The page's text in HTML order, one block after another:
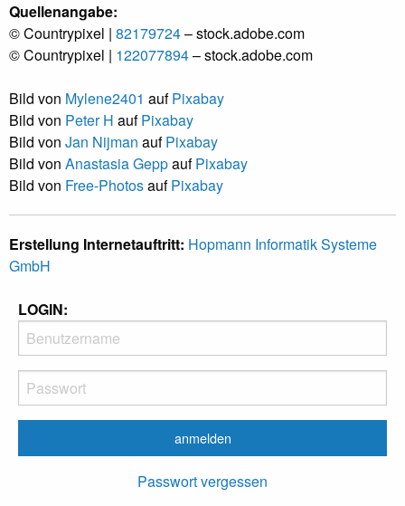
Quellenangabe:
© Countrypixel | 82179724– stock.adobe.com
© Countrypixel | 122077894– stock.adobe.com
Bild von Mylene2401 aufPixabay
Bild von Peter H aufPixabay
Bild von Jan Nijman aufPixabay
Bild von Anastasia GeppaufPixabay
Bild von Free-PhotosaufPixabay
Erstellung Internetauftritt: Hopmann Informatik Systeme
GmbH
LOGIN:
Passwort vergessen